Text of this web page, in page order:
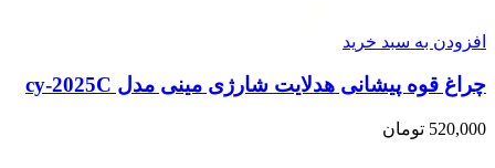
افزودن به سبد خرید
چراغ قوه پیشانی هدلایت شارژی مینی مدل cy-2025C
520,000 تومان